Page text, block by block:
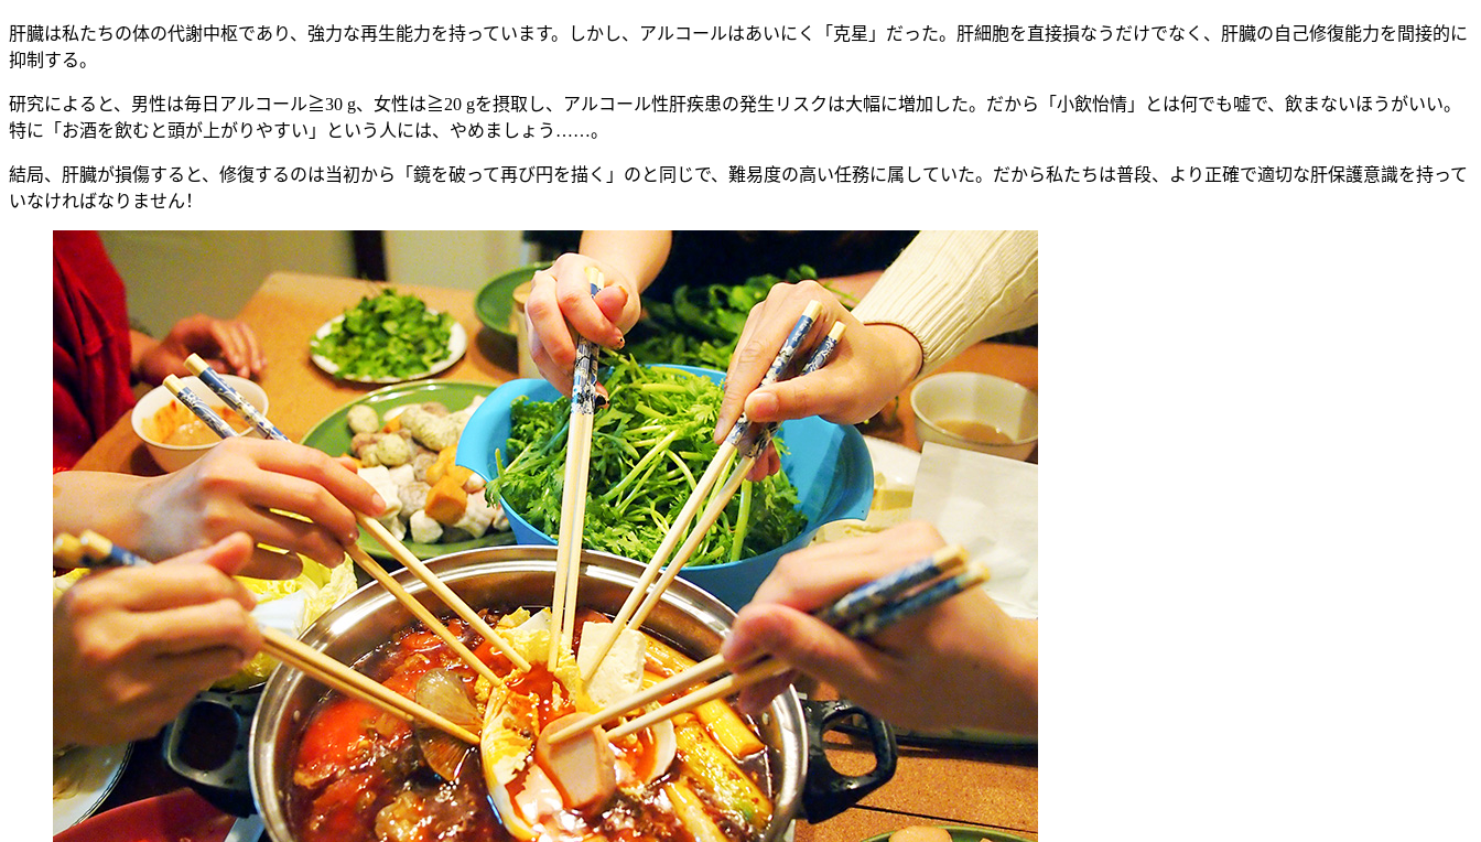
肝臓は私たちの体の代謝中枢であり、強力な再生能力を持っています。しかし、アルコールはあいにく「克星」だった。肝細胞を直接損なうだけでなく、肝臓の自己修復能力を間接的に
抑制する。
研究によると、男性は毎日アルコール≧30 g、女性は≧20 gを摂取し、アルコール性肝疾患の発生リスクは大幅に増加した。だから「小飲怡情」とは何でも嘘で、飲まないほうがいい。
特に「お酒を飲むと頭が上がりやすい」という人には、やめましょう……。
結局、肝臓が損傷すると、修復するのは当初から「鏡を破って再び円を描く」のと同じで、難易度の高い任務に属していた。だから私たちは普段、より正確で適切な肝保護意識を持って
いなければなりません！